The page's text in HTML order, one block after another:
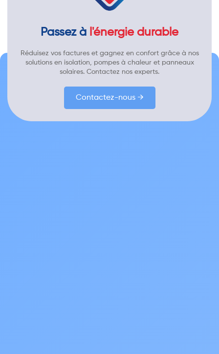
Passez à l'énergie durable
Réduisez vos factures et gagnez en confort grâce à nos
solutions en isolation, pompes à chaleur et panneaux
solaires. Contactez nos experts.
Contactez-nous →